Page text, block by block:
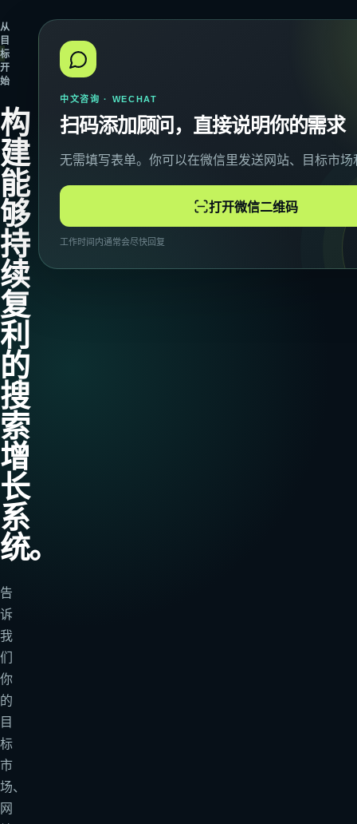
从
目
标
开
始
构
建
能
够
持
续
复
利
的
搜
索
增
长
系
统。
告
诉
我
们
你
的
目
标
市
场、
网
中文咨询 · WECHAT
扫码添加顾问，直接说明你的需求
无需填写表单。你可以在微信里发送网站、目标市场
打开微信二维码
工作时间内通常会尽快回复